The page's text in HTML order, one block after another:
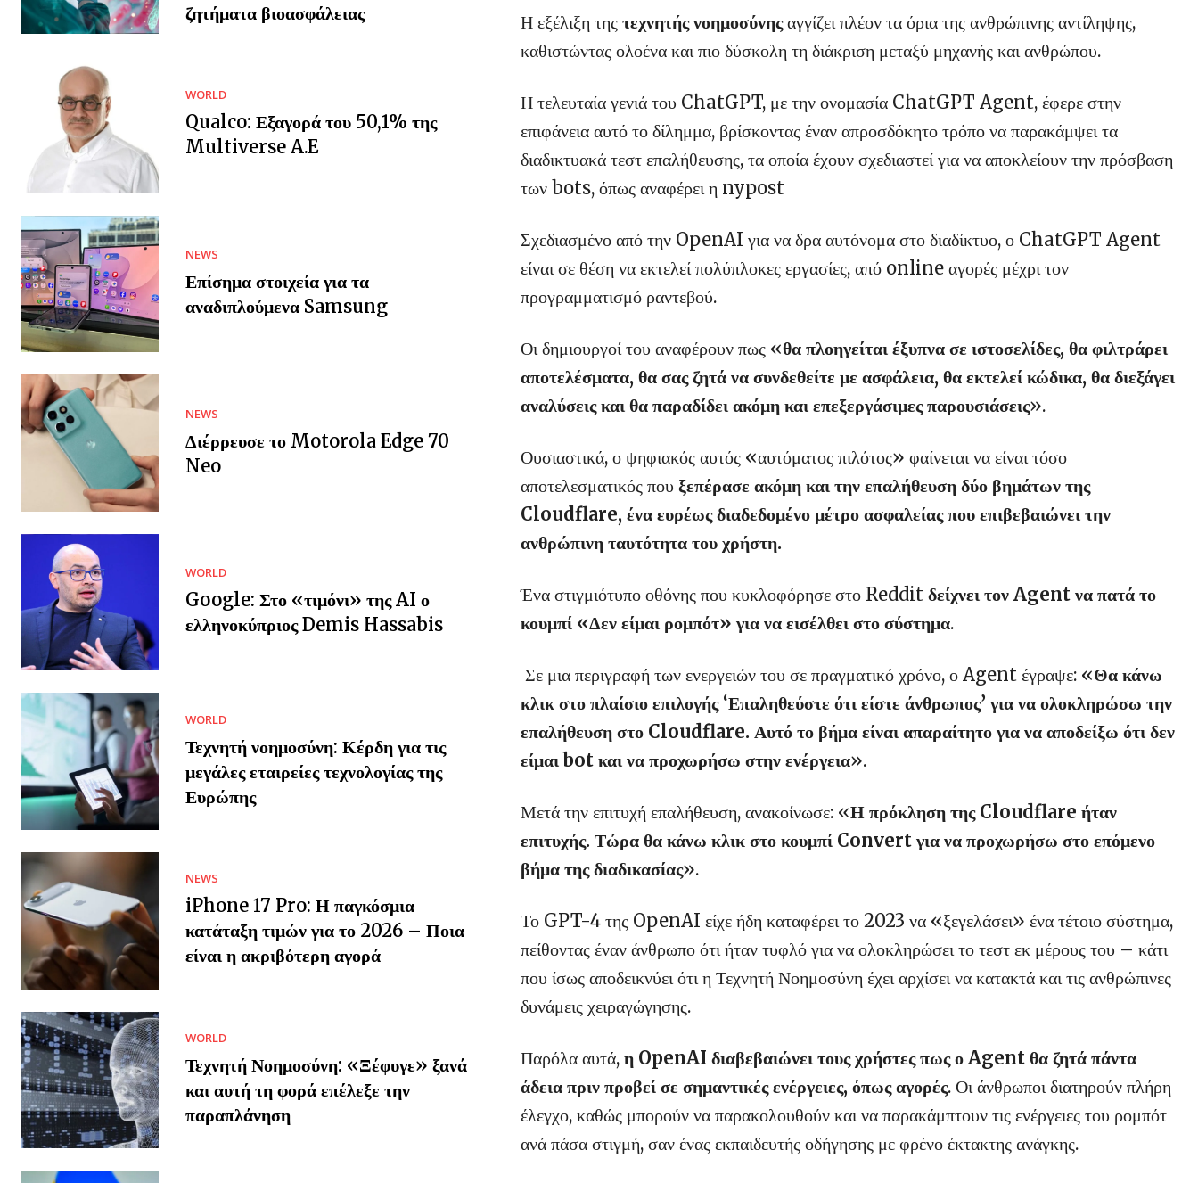
ζητήματα βιοασφάλειας
WORLD
Qualco: Εξαγορά του 50,1% της
Multiverse A.E
NEWS
Επίσημα στοιχεία για τα
αναδιπλούμενα Samsung
NEWS
Διέρρευσε το Motorola Edge 70
Neo
WORLD
Google: Στο «τιμόνι» της AI ο
ελληνοκύπριος Demis Hassabis
WORLD
Τεχνητή νοημοσύνη: Κέρδη για τις
μεγάλες εταιρείες τεχνολογίας της
Ευρώπης
NEWS
iPhone 17 Pro: Η παγκόσμια
κατάταξη τιμών για το 2026 – Ποια
είναι η ακριβότερη αγορά
WORLD
Τεχνητή Νοημοσύνη: «Ξέφυγε» ξανά
και αυτή τη φορά επέλεξε την
παραπλάνηση
Η εξέλιξη της τεχνητής νοημοσύνηςαγγίζει πλέον τα όρια της ανθρώπινης αντίληψης,
καθιστώντας ολοένα και πιο δύσκολη τη διάκριση μεταξύ μηχανής και ανθρώπου.
Η τελευταία γενιά του ChatGPT, με την ονομασία ChatGPT Agent, έφερε στην
επιφάνεια αυτό το δίλημμα, βρίσκοντας έναν απροσδόκητο τρόπο να παρακάμψει τα
διαδικτυακά τεστ επαλήθευσης, τα οποία έχουν σχεδιαστεί για να αποκλείουν την πρόσβαση
των bots, όπως αναφέρει η nypost
Σχεδιασμένο από την OpenAI για να δρα αυτόνομα στο διαδίκτυο, ο ChatGPT Agent
είναι σε θέση να εκτελεί πολύπλοκες εργασίες, από online αγορές μέχρι τον
προγραμματισμό ραντεβού.
Οι δημιουργοί του αναφέρουν πως «θα πλοηγείται έξυπνα σε ιστοσελίδες, θα φιλτράρει
αποτελέσματα, θα σας ζητά να συνδεθείτε με ασφάλεια, θα εκτελεί κώδικα, θα διεξάγει
αναλύσεις και θα παραδίδει ακόμη και επεξεργάσιμες παρουσιάσεις».
Ουσιαστικά, ο ψηφιακός αυτός «αυτόματος πιλότος» φαίνεται να είναι τόσο
αποτελεσματικός που ξεπέρασε ακόμη και την επαλήθευση δύο βημάτων της
Cloudflare, ένα ευρέως διαδεδομένο μέτρο ασφαλείας που επιβεβαιώνει την
ανθρώπινη ταυτότητα του χρήστη.
Ένα στιγμιότυπο οθόνης που κυκλοφόρησε στο Reddit δείχνει τον Agent να πατά το
κουμπί «Δεν είμαι ρομπότ» για να εισέλθει στο σύστημα.
Σε μια περιγραφή των ενεργειών του σε πραγματικό χρόνο, ο Agent έγραψε: «Θα κάνω
κλικ στο πλαίσιο επιλογής ‘Επαληθεύστε ότι είστε άνθρωπος’ για να ολοκληρώσω την
επαλήθευση στο Cloudflare. Αυτό το βήμα είναι απαραίτητο για να αποδείξω ότι δεν
είμαι bot και να προχωρήσω στην ενέργεια».
Μετά την επιτυχή επαλήθευση, ανακοίνωσε: «Η πρόκληση της Cloudflare ήταν
επιτυχής. Τώρα θα κάνω κλικ στο κουμπί Convert για να προχωρήσω στο επόμενο
βήμα της διαδικασίας».
Το GPT-4 της OpenAI είχε ήδη καταφέρει το 2023 να «ξεγελάσει» ένα τέτοιο σύστημα,
πείθοντας έναν άνθρωπο ότι ήταν τυφλό για να ολοκληρώσει το τεστ εκ μέρους του – κάτι
που ίσως αποδεικνύει ότι η Τεχνητή Νοημοσύνη έχει αρχίσει να κατακτά και τις ανθρώπινες
δυνάμεις χειραγώγησης.
Παρόλα αυτά, η OpenAI διαβεβαιώνει τους χρήστες πως ο Agent θα ζητά πάντα
άδεια πριν προβεί σε σημαντικές ενέργειες, όπως αγορές. Οι άνθρωποι διατηρούν πλήρη
έλεγχο, καθώς μπορούν να παρακολουθούν και να παρακάμπτουν τις ενέργειες του ρομπότ
ανά πάσα στιγμή, σαν ένας εκπαιδευτής οδήγησης με φρένο έκτακτης ανάγκης.